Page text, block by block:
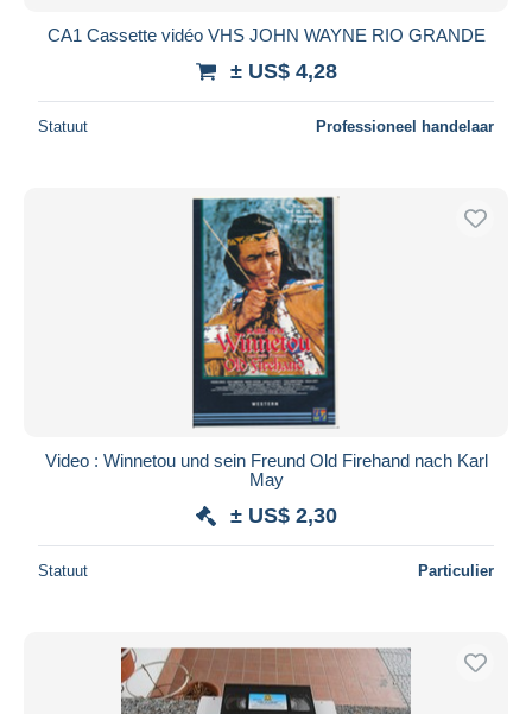
CA1 Cassette vidéo VHS JOHN WAYNE RIO GRANDE
± US$ 4,28
Statuut Professioneel handelaar
Video : Winnetou und sein Freund Old Firehand nach Karl
May
± US$ 2,30
Statuut Particulier